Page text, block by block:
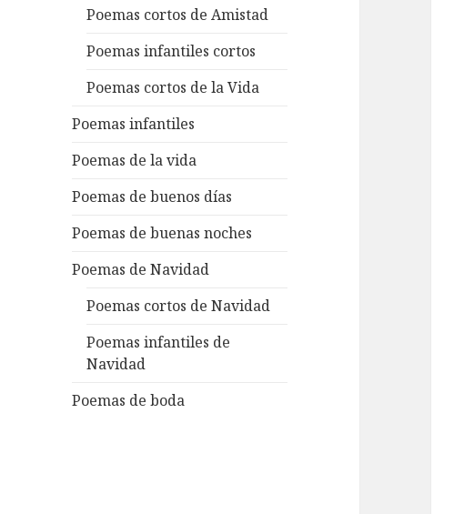
Poemas cortos de Amistad
Poemas infantiles cortos
Poemas cortos de la Vida
Poemas infantiles
Poemas de la vida
Poemas de buenos días
Poemas de buenas noches
Poemas de Navidad
Poemas cortos de Navidad
Poemas infantiles de
Navidad
Poemas de boda